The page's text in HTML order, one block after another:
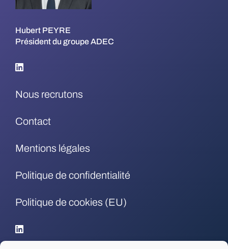
Hubert PEYRE
Président du groupe ADEC
Nous recrutons
Contact
Mentions légales
Politique de confidentialité
Politique de cookies (EU)